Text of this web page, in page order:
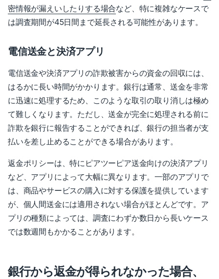
密情報が漏えいしたりする場合など、特に複雑なケースで
は調査期間が45日間まで延長される可能性があります。
電信送金と決済アプリ
電信送金や決済アプリの詐欺被害からの資金の回収には、
はるかに長い時間がかかります。銀行は通常、送金を非常
に迅速に処理するため、このような取引の取り消しは極め
て難しくなります。ただし、送金が完全に処理される前に
詐欺を銀行に報告することができれば、銀行の担当者が支
払いを差し止めることができる場合があります。
返金ポリシーは、特にピアツーピア送金向けの決済アプリ
など、アプリによって大幅に異なります。一部のアプリで
は、商品やサービスの購入に対する保護を提供しています
が、個人間送金には適用されない場合がほとんどです。ア
プリの種類によっては、調査にわずか数日から長いケース
では数週間もかかることがあります。
銀行から返金が得られなかった場合、